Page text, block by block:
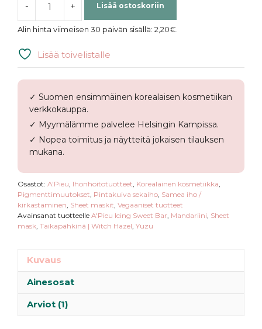
-
A'PIEU
|
Sweet
+ Lisää ostoskoriin
Alin hinta viimeisen 30 päivän sisällä: 2,20€.
Lisää toivelistalle
✓ Suomen ensimmäinen korealaisen kosmetiikan
verkkokauppa.
✓ Myymälämme palvelee Helsingin Kampissa.
✓ Nopea toimitus ja näytteitä jokaisen tilauksen
mukana.
Osastot: A'Pieu Ihonhoitotuotteet Korealainen kosmetiikka
Pigmenttimuutokset Pintakuiva sekaiho Samea iho /
kirkastaminen Sheet maskit Vegaaniset tuotteet
Avainsanat tuotteelle A'Pieu Icing Sweet Bar Mandariini Sheet
mask Taikapähkinä | Witch Hazel Yuzu
Kuvaus
Ainesosat
Arviot (1)